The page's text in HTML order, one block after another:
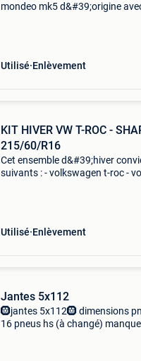
mondeo mk5 d&#39;origine
Utilisé Enlèvement
KIT HIVER VW T-ROC -
215/60/R16
Cet ensemble d&#39;hiver
suivants : - volkswagen t-roc -
Utilisé Enlèvement
Jantes 5x112
🛞jantes 5x112🛞 dimensions
16 pneus hs (à changé)